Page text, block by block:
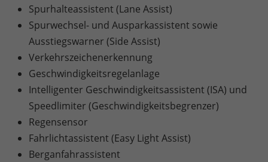
Spurhalteassistent (Lane Assist)
Spurwechsel- und Ausparkassistent sowie
Ausstiegswarner (Side Assist)
Verkehrszeichenerkennung
Geschwindigkeitsregelanlage
Intelligenter Geschwindigkeitsassistent (ISA) und
Speedlimiter (Geschwindigkeitsbegrenzer)
Regensensor
Fahrlichtassistent (Easy Light Assist)
Berganfahrassistent